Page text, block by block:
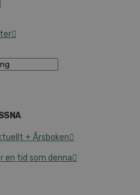
+ Årsboken
en tid som denna